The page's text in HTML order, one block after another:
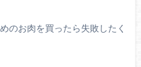
のお肉を買ったら失敗したく